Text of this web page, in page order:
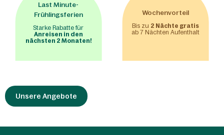
Last Minute-
Frühlingsferien
Starke Rabatte für
Anreisen in den
nächsten 2 Monaten!
Wochenvorteil
Bis zu 2 Nächte gratis
ab 7 Nächten Aufenthalt
Unsere Angebote